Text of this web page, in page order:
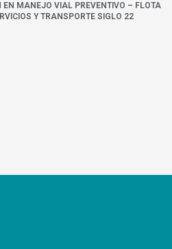
EN MANEJO VIAL PREVENTIVO – FLOTA
Y TRANSPORTE SIGLO 22